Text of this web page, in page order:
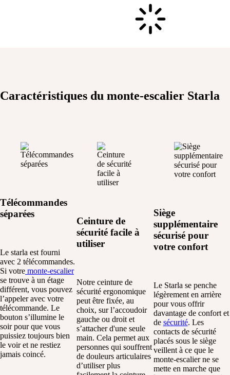
Caractéristiques du monte-escalier Starla
Télécommandes
séparées
Le starla est fourni
avec 2 télécommandes.
Si votre monte-escalier
se trouve à un étage
différent, vous pouvez
l’appeleravec votre
télécommande. Le
bouton s’illumine le
soirpour que vous
puissiez toujours bien
le voiret ne restiez
jamais coincé.
Ceinture de
sécurité facile à
utiliser
Notre ceinture de
sécurité ergonomique
peut être fixée, au
choix, sur l’accoudoir
gauche ou droit et
s’attacher d'une seule
main. Cela permet aux
personnes qui souffrent
de douleurs articulaires
d’utiliser plus
Siège
supplémentaire
sécurisé pour
votre confort
Le Starla se penche
légèrement en arrière
pour vous offrir
davantage de confort et
de sécurité. Les
contacts de sécurité
placés sous le siège
veillent à ce que le
monte-escalier ne se
mette en marche que